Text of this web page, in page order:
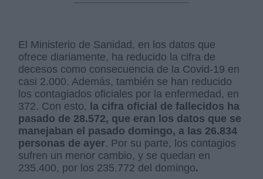
El Ministerio de Sanidad, en los datos que
ofrece diariamente, ha reducido la cifra de
decesos como consecuencia de la Covid-19 en
casi 2.000. Además, también se han reducido
los contagiados oficiales por la enfermedad, en
372. Con esto, la cifra oficial de fallecidos ha
pasado de 28.572, que eran los datos que se
manejaban el pasado domingo, a las 26.834
personas de ayer. Por su parte, los contagios
sufren un menor cambio, y se quedan en
235.400, por los 235.772 del domingo.